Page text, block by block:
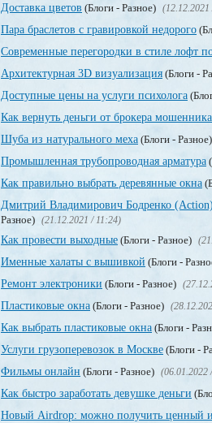
Доставка цветов (Блоги - Разное)
Пара браслетов с гравировкой недорого
Современные перегородки в стиле лофт
Архитектурная 3D визуализация (Блоги -
Доступные цены на услуги психолога
Как вернуть деньги от брокера
Шуба из натурального меха (Блоги - Разное)
Промышленная трубопроводная арматура
Как правильно выбрать деревянные окна
Дмитрий Владимирович Бодренко
Разное) (21.12.2021 / 11:24)
Как провести выходные (Блоги - Разное)
Именные халаты с вышивкой (Блоги -
Ремонт электроники (Блоги - Разное)
Пластиковые окна (Блоги - Разное)
Как выбрать пластиковые окна (Блоги -
Услуги грузоперевозок в Москве (Блоги -
Фильмы онлайн (Блоги - Разное) (06.01.2022
Как быстро заработать девушке деньги
Новый Airdrop: можно получить ценный